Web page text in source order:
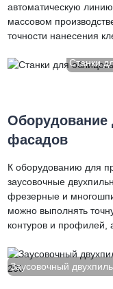
автоматическую
массовом
точности нанесения
Станки
Оборудование
фасадов
К оборудованию для
заусовочные
фрезерные и
можно выполнять
контуров и профилей,
Заусовочный